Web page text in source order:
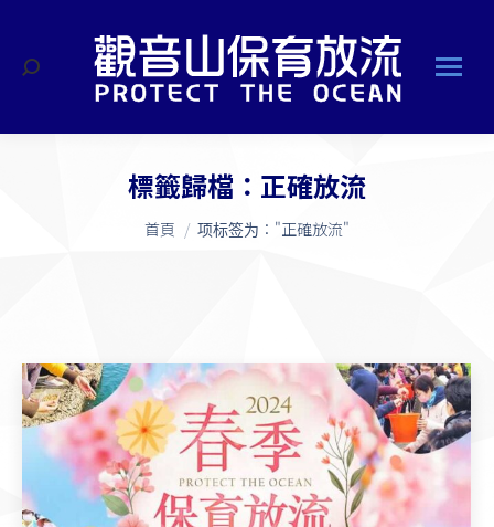
搜
標籤歸檔： 正確放流
您在這裡：
首頁 项标签为："正確放流"